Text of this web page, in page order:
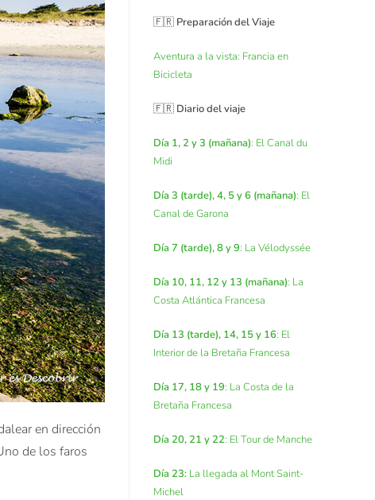
en dirección
de los faros
🇫🇷 Preparación del Viaje
Aventura a la vista: Francia en
Bicicleta
🇫🇷 Diario del viaje
Día 1, 2 y 3 (mañana): El Canal du
Midi
Día 3 (tarde), 4, 5 y 6 (mañana): El
Canal de Garona
Día 7 (tarde), 8 y 9: La Vélodyssée
Día 10, 11, 12 y 13 (mañana): La
Costa Atlántica Francesa
Día 13 (tarde), 14, 15 y 16: El
Interior de la Bretaña Francesa
Día 17, 18 y 19: La Costa de la
Bretaña Francesa
Día 20, 21 y 22: El Tour de Manche
Día 23:La llegada al Mont Saint-
Michel